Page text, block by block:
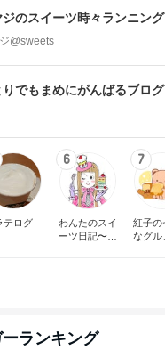
ジのスイーツ時々ランニン
@sweets
りでもまめにがんばるブログ
テログ
6
わんたのスイ
ーツ日記〜小
7
紅子の
なグル
ーランキング